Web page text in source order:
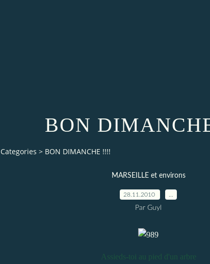
BON
Categories > BON DIMANCHE !!!!
MARSEILLE et environs
28.11.2010
Par Guyl
Assieds-toi au pied d'un arbre